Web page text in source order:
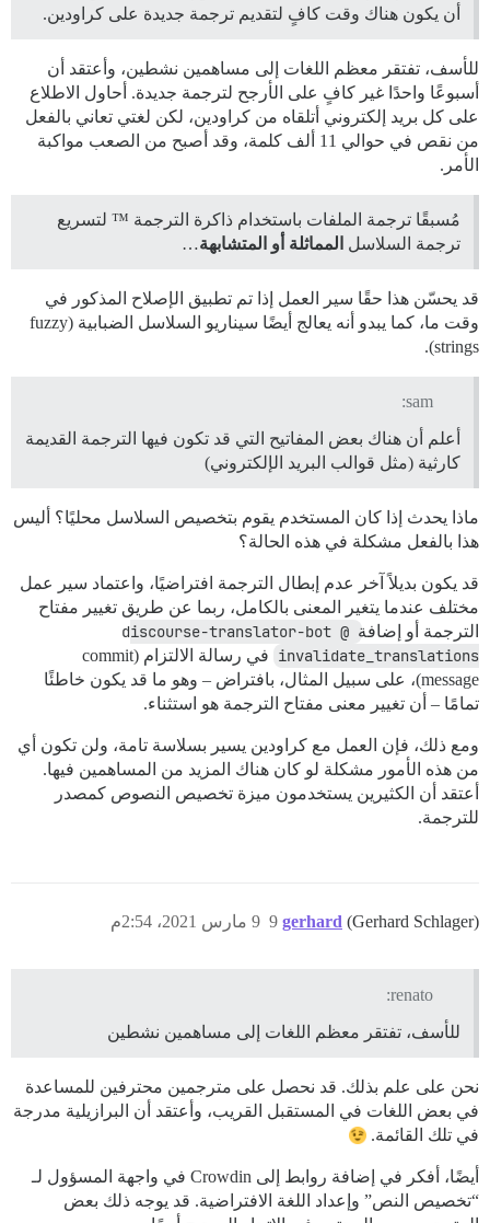
أن يكون هناك وقت كافٍ لتقديم ترجمة جديدة على كراودين.
للأسف، تفتقر معظم اللغات إلى مساهمين نشطين، وأعتقد أن
أسبوعًا واحدًا غير كافٍ على الأرجح لترجمة جديدة. أحاول الاطلاع
على كل بريد إلكتروني أتلقاه من كراودين، لكن لغتي تعاني بالفعل
من نقص في حوالي 11 ألف كلمة، وقد أصبح من الصعب مواكبة
الأمر.
مُسبقًا ترجمة الملفات باستخدام ذاكرة الترجمة ™ لتسريع
ترجمة السلاسل المماثلة أو المتشابهة…
قد يحسّن هذا حقًا سير العمل إذا تم تطبيق الإصلاح المذكور في
وقت ما، كما يبدو أنه يعالج أيضًا سيناريو السلاسل الضبابية (fuzzy
strings).
sam:
أعلم أن هناك بعض المفاتيح التي قد تكون فيها الترجمة القديمة
كارثية (مثل قوالب البريد الإلكتروني)
ماذا يحدث إذا كان المستخدم يقوم بتخصيص السلاسل محليًا؟ أليس
هذا بالفعل مشكلة في هذه الحالة؟
قد يكون بديلاً آخر عدم إبطال الترجمة افتراضيًا، واعتماد سير عمل
مختلف عندما يتغير المعنى بالكامل، ربما عن طريق تغيير مفتاح
الترجمة أو إضافة
@discourse-translator-bot
invalidate_translations
في رسالة الالتزام (commit
message)، على سبيل المثال، بافتراض – وهو ما قد يكون خاطئًا
تمامًا – أن تغيير معنى مفتاح الترجمة هو استثناء.
ومع ذلك، فإن العمل مع كراودين يسير بسلاسة تامة، ولن تكون أي
من هذه الأمور مشكلة لو كان هناك المزيد من المساهمين فيها.
أعتقد أن الكثيرين يستخدمون ميزة تخصيص النصوص كمصدر
للترجمة.
gerhard (Gerhard Schlager) 9 مارس 2021، 2:54م 9
renato:
للأسف، تفتقر معظم اللغات إلى مساهمين نشطين
نحن على علم بذلك. قد نحصل على مترجمين محترفين للمساعدة
في بعض اللغات في المستقبل القريب، وأعتقد أن البرازيلية مدرجة
في تلك القائمة.
أيضًا، أفكر في إضافة روابط إلى Crowdin في واجهة المسؤول لـ
“تخصيص النص” وإعداد اللغة الافتراضية. قد يوجه ذلك بعض